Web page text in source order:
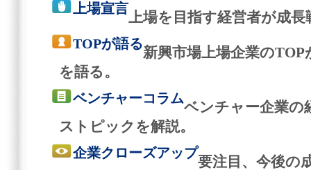
上場宣言
上場を目指す経営者が成
TOPが語る
新興市場上場企業の
を語る。
ベンチャーコラム
ベンチャー企業の
ストピックを解説。
企業クローズアップ
要注目、今後の